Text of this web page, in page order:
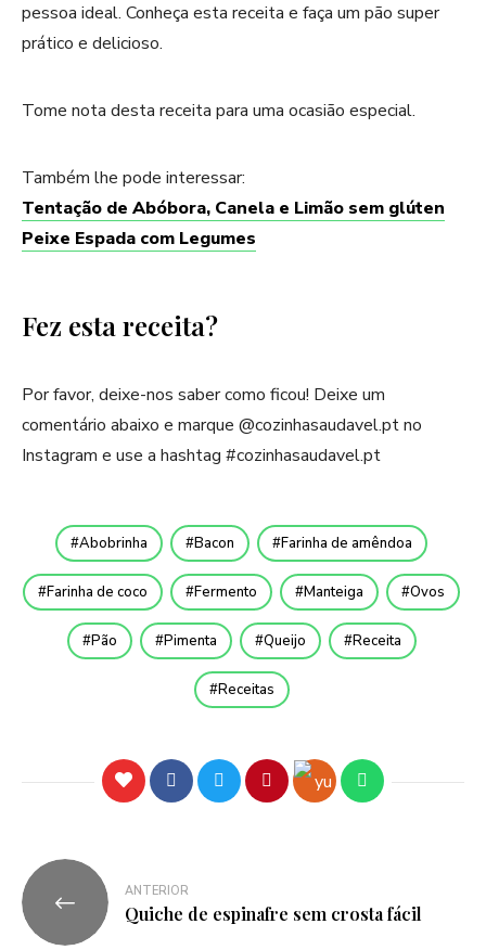
pessoa ideal. Conheça esta receita e faça um pão super
prático e delicioso.
Tome nota desta receita para uma ocasião especial.
Também lhe pode interessar:
Tentação de Abóbora, Canela e Limão sem glúten
Peixe Espada com Legumes
Fez esta receita?
Por favor, deixe-nos saber como ficou! Deixe um
comentário abaixo e marque @cozinhasaudavel.pt no
Instagram e use a hashtag #cozinhasaudavel.pt
Abobrinha Bacon Farinha de amêndoa
Farinha de coco Fermento Manteiga Ovos
Pão Pimenta Queijo Receita
Receitas
ANTERIOR
Quiche de espinafre sem crosta fácil